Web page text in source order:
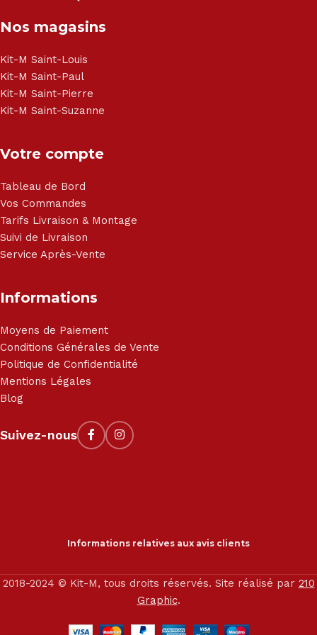
Nos magasins
Kit-M Saint-Louis
Kit-M Saint-Paul
Kit-M Saint-Pierre
Kit-M Saint-Suzanne
Votre compte
Tableau de Bord
Vos Commandes
Tarifs Livraison & Montage
Suivi de Livraison
Service Après-Vente
Informations
Moyens de Paiement
Conditions Générales de Vente
Politique de Confidentialité
Mentions Légales
Blog
Suivez-nous
Informations relatives aux avis clients
2018-2024 © Kit-M, tous droits réservés. Site réalisé par 210
Graphic.